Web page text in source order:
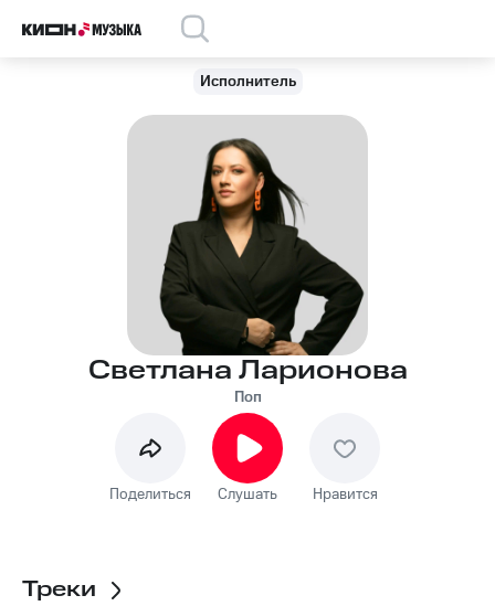
Исполнитель
Светлана Ларионова
Поп
Поделиться Слушать Нравится
Треки